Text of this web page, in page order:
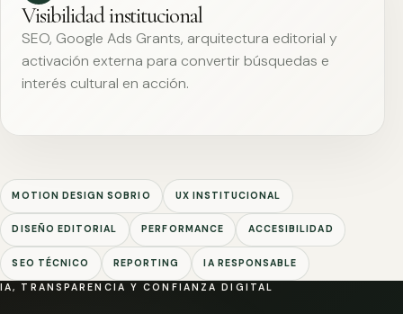
Visibilidad institucional
SEO, Google Ads Grants, arquitectura editorial y
activación externa para convertir búsquedas e
interés cultural en acción.
MOTION DESIGN SOBRIO UX INSTITUCIONAL
DISEÑO EDITORIAL PERFORMANCE ACCESIBILIDAD
SEO TÉCNICO REPORTING IA RESPONSABLE
IA, TRANSPARENCIA Y CONFIANZA DIGITAL